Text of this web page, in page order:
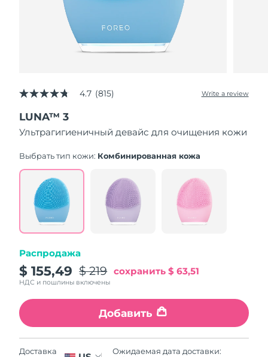
4.7
of
5
stars,
rating
Read
Reviews.
Same
page
link.
4.7 (815) Write a review
LUNA™ 3
Ультрагигиеничный девайс для очищения кожи
Выбрать тип кожи: Комбинированная кожа
Распродажа
$ 155,49 $ 219 сохранить$ 63,51
НДС и пошлины включены
Добавить
Доставка
Ожидаемая дата доставки: